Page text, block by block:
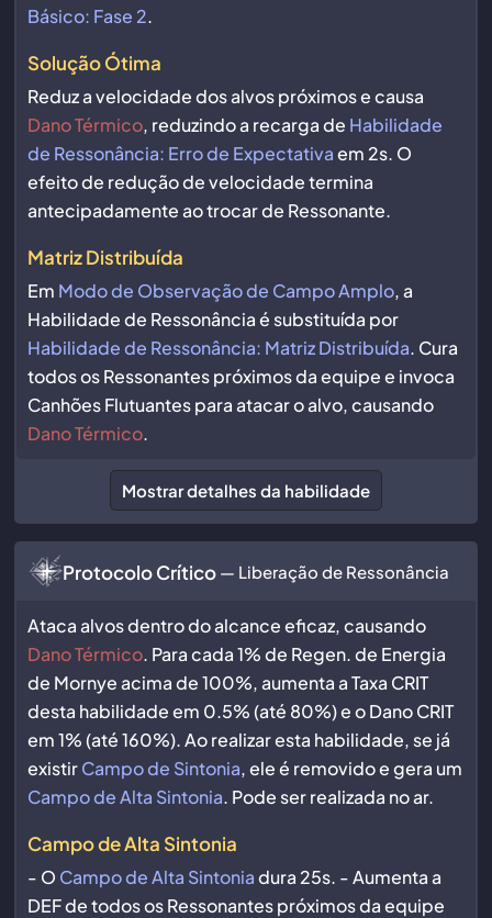
Básico: Fase 2.
Solução Ótima
Reduz a velocidade dos alvos próximos e causa
Dano Térmico, reduzindo a recarga de Habilidade
de Ressonância: Erro de Expectativaem 2s. O
efeito de redução de velocidade termina
antecipadamente ao trocar de Ressonante.
Matriz Distribuída
Em Modo de Observação de Campo Amplo, a
Habilidade de Ressonância é substituída por
Habilidade de Ressonância: Matriz Distribuída. Cura
todos os Ressonantes próximos da equipe e invoca
Canhões Flutuantes para atacar o alvo, causando
Dano Térmico.
Mostrar detalhes da habilidade
Protocolo Crítico — Liberação de Ressonância
Ataca alvos dentro do alcance eficaz, causando
Dano Térmico. Para cada 1% de Regen. de Energia
de Mornye acima de 100%, aumenta a Taxa CRIT
desta habilidade em 0.5% (até 80%) e o Dano CRIT
em 1% (até 160%). Ao realizar esta habilidade, se já
existirCampo de Sintonia, ele é removido e gera um
Campo de Alta Sintonia. Pode ser realizada no ar.
Campo de Alta Sintonia
- O Campo de Alta Sintoniadura 25s. - Aumenta a
DEF de todos os Ressonantes próximos da equipe